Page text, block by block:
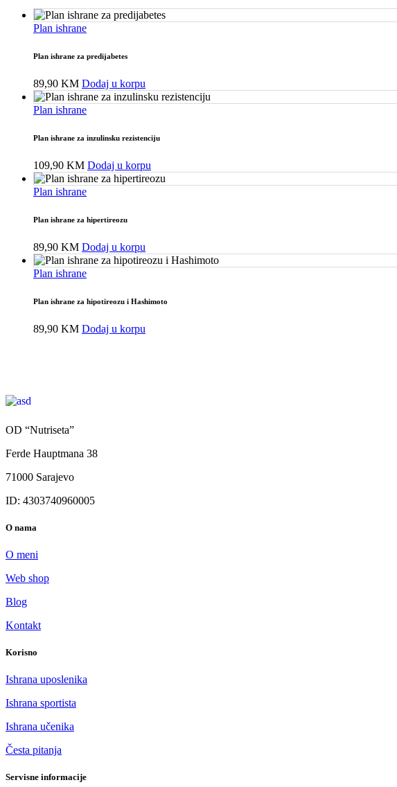
Plan ishrane
Plan ishrane za predijabetes
89,90 KM Dodaj u korpu
Plan ishrane
Plan ishrane za inzulinsku rezistenciju
109,90 KM Dodaj u korpu
Plan ishrane
Plan ishrane za hipertireozu
89,90 KM Dodaj u korpu
Plan ishrane
Plan ishrane za hipotireozu i Hashimoto
89,90 KM Dodaj u korpu
OD “Nutriseta”
Ferde Hauptmana 38
71000 Sarajevo
ID: 4303740960005
O nama
O meni
Web shop
Blog
Kontakt
Korisno
Ishrana uposlenika
Ishrana sportista
Ishrana učenika
Česta pitanja
Servisne informacije